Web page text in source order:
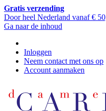
Gratis verzending
Door heel Nederland vanaf €
Ga naar de inhoud
Inloggen
Neem contact met ons op
Account aanmaken